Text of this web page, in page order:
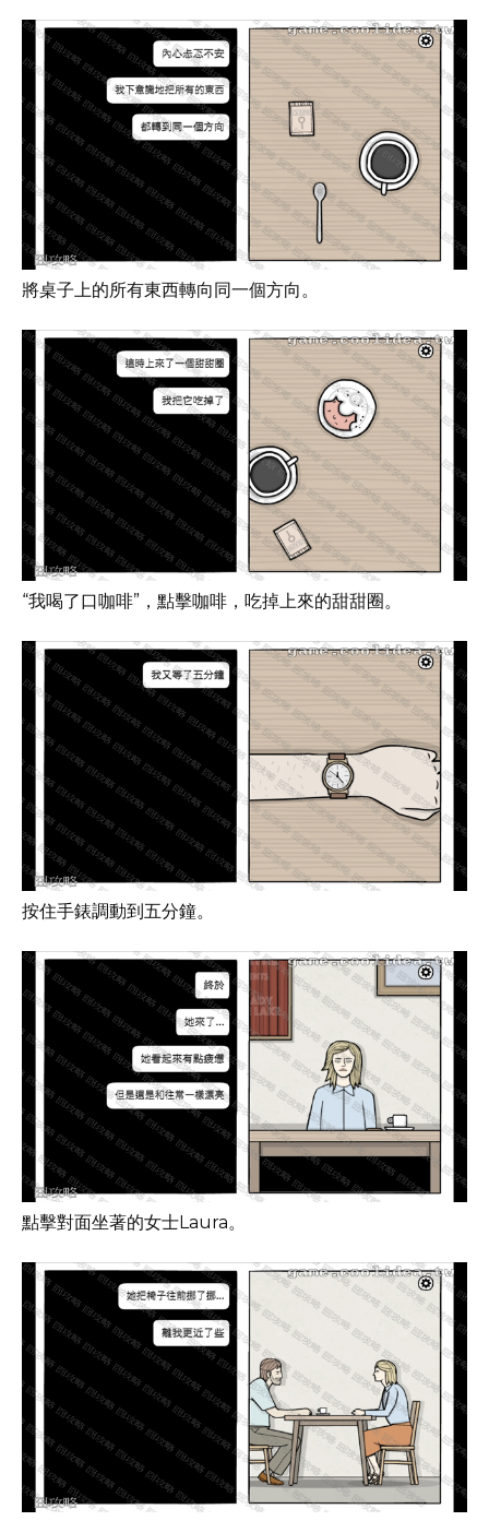
將桌子上的所有東西轉向同一個方向。
“我喝了口咖啡”，點擊咖啡，吃掉上來的甜甜圈。
按住手錶調動到五分鐘。
點擊對面坐著的女士Laura。